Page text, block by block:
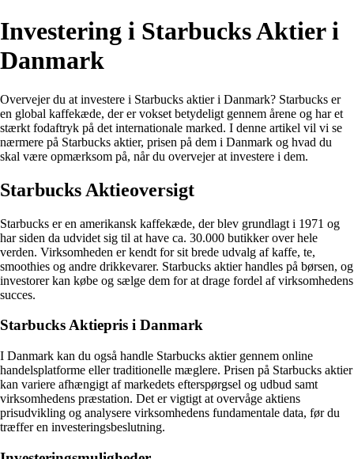
Investering i Starbucks Aktier i
Danmark
Overvejer du at investere i Starbucks aktier i Danmark? Starbucks er
en global kaffekæde, der er vokset betydeligt gennem årene og har et
stærkt fodaftryk på det internationale marked. I denne artikel vil vi se
nærmere på Starbucks aktier, prisen på dem i Danmark og hvad du
skal være opmærksom på, når du overvejer at investere i dem.
Starbucks Aktieoversigt
Starbucks er en amerikansk kaffekæde, der blev grundlagt i 1971 og
har siden da udvidet sig til at have ca. 30.000 butikker over hele
verden. Virksomheden er kendt for sit brede udvalg af kaffe, te,
smoothies og andre drikkevarer. Starbucks aktier handles på børsen, og
investorer kan købe og sælge dem for at drage fordel af virksomhedens
succes.
Starbucks Aktiepris i Danmark
I Danmark kan du også handle Starbucks aktier gennem online
handelsplatforme eller traditionelle mæglere. Prisen på Starbucks aktier
kan variere afhængigt af markedets efterspørgsel og udbud samt
virksomhedens præstation. Det er vigtigt at overvåge aktiens
prisudvikling og analysere virksomhedens fundamentale data, før du
træffer en investeringsbeslutning.